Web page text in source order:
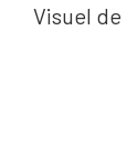
Visuel de